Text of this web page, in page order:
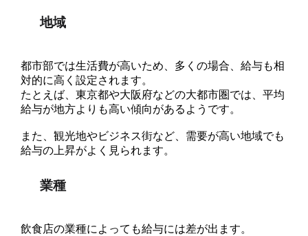
地域
都市部では生活費が高いため、多くの場合、給与も相
対的に高く設定されます。
たとえば、東京都や大阪府などの大都市圏では、平均
給与が地方よりも高い傾向があるようです。
また、観光地やビジネス街など、需要が高い地域でも
給与の上昇がよく見られます。
業種
飲食店の業種によっても給与には差が出ます。